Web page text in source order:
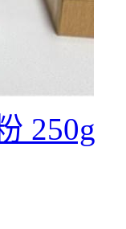
250g